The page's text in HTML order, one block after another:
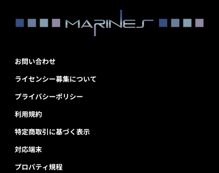
お問い合わせ
ライセンシー募集について
プライバシーポリシー
利用規約
特定商取引に基づく表示
対応端末
プロパティ規程